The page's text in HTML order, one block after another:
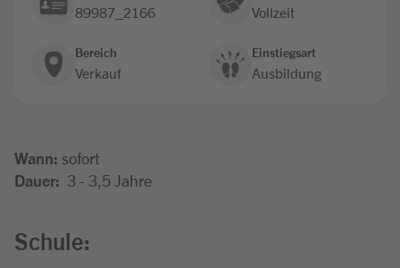
89987_2166 Vollzeit
Bereich
Verkauf
Einstiegsart
Ausbildung
Wann: sofort
Dauer: 3 - 3,5 Jahre
Schule: